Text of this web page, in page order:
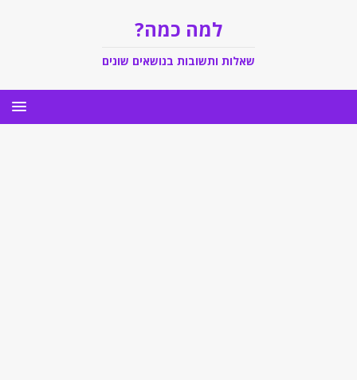
למה כמה?
שאלות ותשובות בנושאים שונים